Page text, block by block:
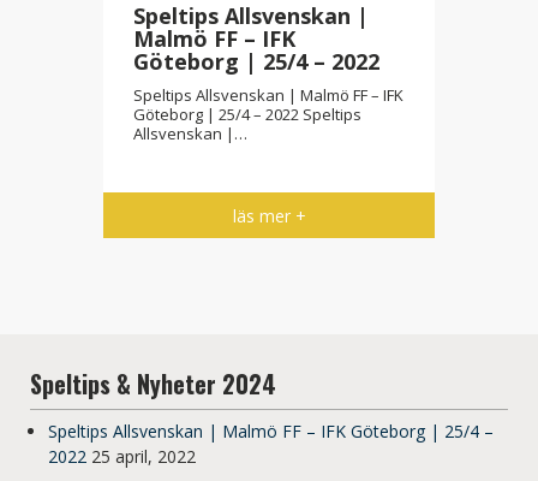
Speltips Allsvenskan |
Malmö FF – IFK
Göteborg | 25/4 – 2022
Speltips Allsvenskan | Malmö FF – IFK
Göteborg | 25/4 – 2022 Speltips
Allsvenskan |…
läs mer +
Speltips & Nyheter 2024
Speltips Allsvenskan | Malmö FF – IFK Göteborg | 25/4 –
2022 25 april, 2022